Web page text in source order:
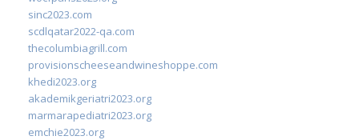
sinc2023.com
scdlqatar2022-qa.com
thecolumbiagrill.com
provisionscheeseandwineshoppe.com
khedi2023.org
akademikgeriatri2023.org
marmarapediatri2023.org
emchie2023.org